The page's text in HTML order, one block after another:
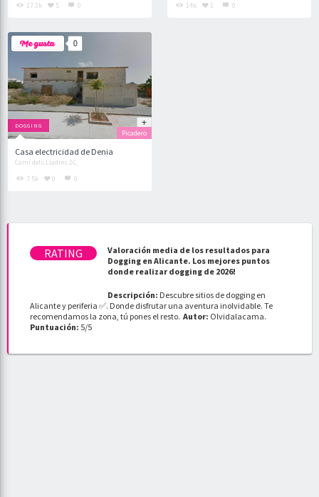
17.3k 5 0 14k 1 0
0
DOGGING
Casa electricidad de Denia
Camí dels Lladres 2C,
Picadero
7.5k 0 0
Valoración media de los resultados para
Dogging en Alicante. Los mejores puntos
donde realizar dogging de 2026!
Descripción: Descubre sitios de dogging en
Alicante y periferia ✅. Donde disfrutar una aventura inolvidable. Te
recomendamos la zona, tú pones el resto. Autor: Olvidalacama.
Puntuación: 5/5